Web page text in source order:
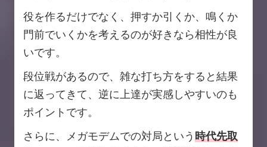
役を作るだけでなく、押すか引くか、鳴くか
門前でいくかを考えるのが好きなら相性が良
いです。
段位戦があるので、雑な打ち方をすると結果
に返ってきて、逆に上達が実感しやすいのも
ポイントです。
さらに、メガモデムでの対局という時代先取